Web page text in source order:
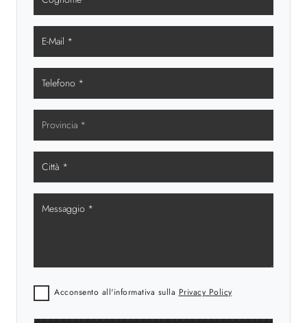
Acconsento all'informativa sulla Privacy Policy